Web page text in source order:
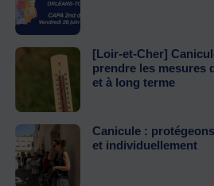
[Loir-et-Cher]
prendre les mesures
et à long terme
Canicule :
et individuellement